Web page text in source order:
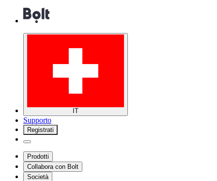
IT
Supporto
Registrati
Prodotti
Collabora con Bolt
Società